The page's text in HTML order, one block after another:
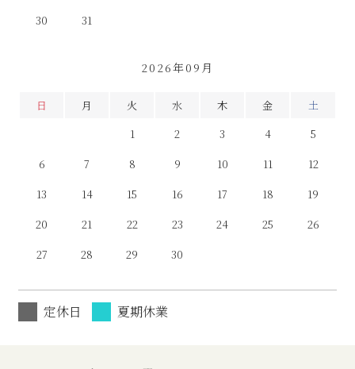
30
31
2026年09月
日 月 火 水 木 金
土
1
2 3 4
5
6
7 8 9 10 11
12
13
14 15 16 17 18
19
20
21 22 23 24 25
26
27
28 29 30
定休日 夏期休業